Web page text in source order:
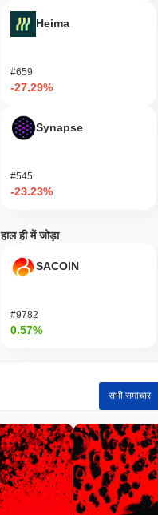
Heima
#659
-27.29%
Synapse
#545
-23.23%
हाल ही में जोड़ा
SACOIN
#9782
0.57%
सभी समाचार